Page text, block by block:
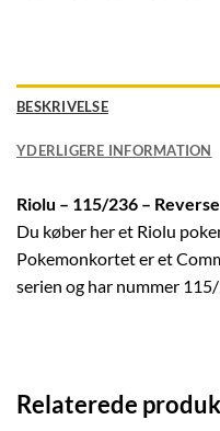
BESKRIVELSE
YDERLIGERE INFORMATION
Riolu – 115/236 – Reverse
Du køber her et Riolu
Pokemonkortet er et
serien og har nummer
Relaterede